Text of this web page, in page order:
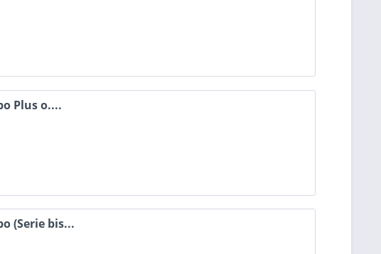
Plus o....
(Serie bis...